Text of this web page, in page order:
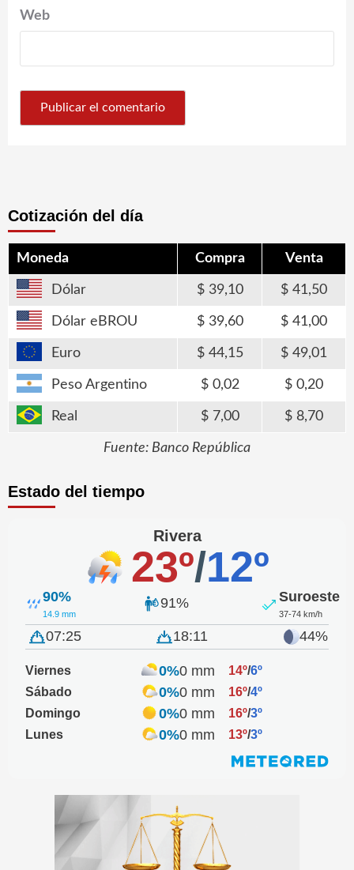
Web
Cotización del día
Moneda Compra Venta
Dólar 39,10 41,50
Dólar eBROU 39,60 41,00
Euro 44,15 49,01
Peso Argentino 0,02 0,20
Real 7,00 8,70
Fuente: Banco República
Estado del tiempo
Rivera
23º/12º
90%
14.9 mm
91% Suroeste
37-74 km/h
07:25 18:11 44%
Viernes 0%0 mm 14º/6º
Sábado
0%0 mm 16º/4º
Domingo
0%0 mm 16º/3º
Lunes
0%0 mm 13º/3º